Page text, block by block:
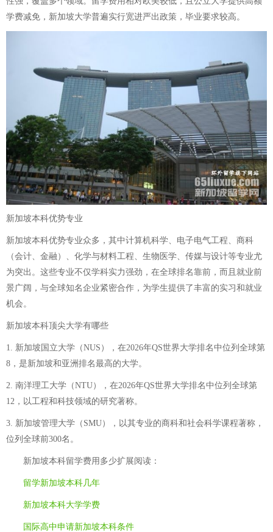
学费减免，新加坡大学普遍实行宽进严出政策，毕业要求较高。
新加坡本科优势专业
新加坡本科优势专业众多，其中计算机科学、电子电气工程、商科
（会计、金融）、化学与材料工程、生物医学、传媒与设计等专业尤
为突出。这些专业不仅学科实力强劲，在全球排名靠前，而且就业前
景广阔，与全球知名企业紧密合作，为学生提供了丰富的实习和就业
机会。
新加坡本科顶尖大学有哪些
1. 新加坡国立大学（NUS），在2026年QS世界大学排名中位列全球第
8，是新加坡和亚洲排名最高的大学。
2. 南洋理工大学（NTU），在2026年QS世界大学排名中位列全球第
12，以工程和科技领域的研究著称。
3. 新加坡管理大学（SMU），以其专业的商科和社会科学课程著称，
位列全球前300名。
新加坡本科留学费用多少扩展阅读：
留学新加坡本科几年
新加坡本科大学学费
国际高中申请新加坡本科条件